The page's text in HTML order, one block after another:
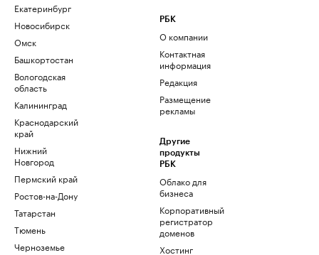
Екатеринбург
Новосибирск
Омск
Башкортостан
Вологодская
область
Калининград
Краснодарский
край
Нижний
Новгород
Пермский край
Ростов-на-Дону
Татарстан
Тюмень
Черноземье
РБК
О компании
Контактная
информация
Редакция
Размещение
рекламы
Другие
продукты
РБК
Облако для
бизнеса
Корпоративный
регистратор
доменов
Хостинг